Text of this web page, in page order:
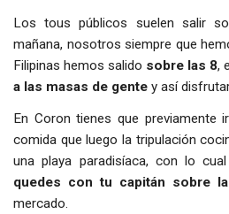
Los tous públicos suelen salir
mañana, nosotros siempre que
Filipinas hemos salido sobre las 8,
a las masas de gente y así
En Coron tienes que previamente
comida que luego la tripulación
una playa paradisíaca, con lo
quedes con tu capitán sobre
mercado.